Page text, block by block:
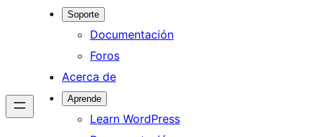
Soporte
Documentación
Foros
Acerca de
Aprende
Learn WordPress